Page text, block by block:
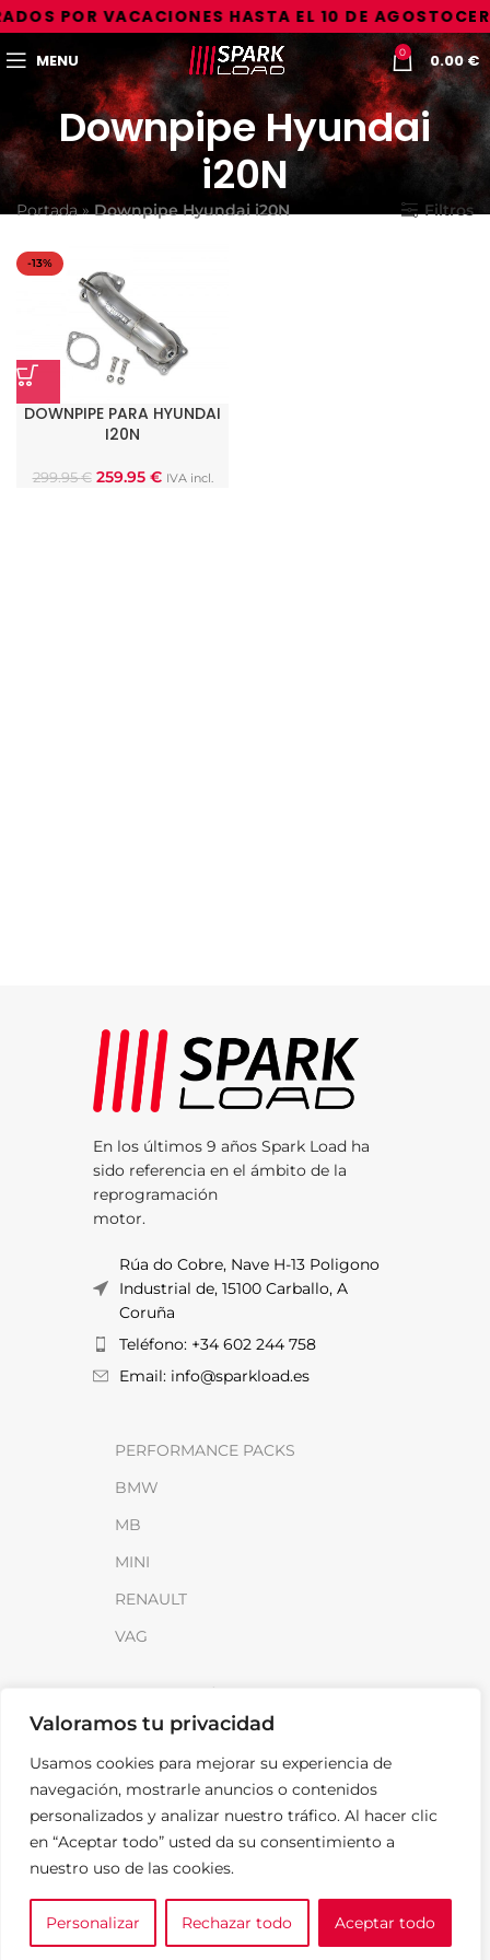
Valoramos tu privacidad
Usamos cookies para mejorar su experiencia de
navegación, mostrarle anuncios o contenidos
personalizados y analizar nuestro tráfico. Al hacer clic
en “Aceptar todo” usted da su consentimiento a
nuestro uso de las cookies.
Personalizar Rechazar todo Aceptar todo
POR VACACIONES HASTA EL 10 DE AGOSTO
MENU 0 0.00€
Downpipe Hyundai
i20N
Portada»Downpipe Hyundai i20N Filtros
-13%
DOWNPIPE PARA HYUNDAI
I20N
299.95€ 259.95 € IVA incl.
En los últimos 9 años Spark Load ha
sido referencia en el ámbito de la
reprogramación
motor.
Rúa do Cobre, Nave H-13 Poligono
Industrial de, 15100 Carballo, A
Coruña
Teléfono: +34 602 244 758
Email: info@sparkload.es
PERFORMANCE PACKS
BMW
MB
MINI
RENAULT
VAG
Sobre SparkLoad
Distribuidores
FAQ
Contacto
LEGAL
0